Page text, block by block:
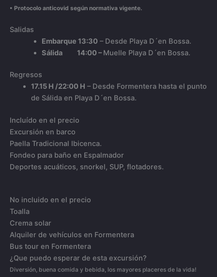
• Protocolo anticovid según normativa vigente.
Salidas
Embarque 13:30 – Desde Playa D´en Bossa.
Sálida 14:00 –Muelle Playa D´en Bossa.
Regresos
17.15 H /22:00 H – Desde Formentera hasta el punto
de Sálida en Playa D´en Bossa.
Incluído en el precio
Excursión en barco
Paella Tradicional Ibicenca.
Fondeo para baño en Espalmador
Deportes acuáticos, snorkel, SUP, flotadores.
No incluido en el precio
Toalla
Crema solar
Alquiler de vehículos en Formentera
Bus tour en Formentera
¿Que puedo esperar de esta excursión?
Diversión, buena comida y bebida, los mayores placeres de la vida!